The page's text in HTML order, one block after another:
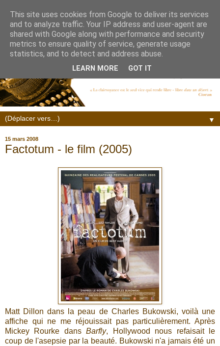
▼
15 mars 2008
Factotum - le film (2005)
Matt Dillon dans la peau de Charles Bukowski, voilà une
affiche qui ne me réjouissait pas particulièrement. Après
Mickey Rourke dansBarfly, Hollywood nous refaisait le
coup de l'asepsie par la beauté. Bukowski n'a jamais été un
This site uses cookies from Google to deliver its services
and to analyze traffic. Your IP address and user-agent are
shared with Google along with performance and security
metrics to ensure quality of service, generate usage
statistics, and to detect and address abuse.
LEARN MORE GOT IT